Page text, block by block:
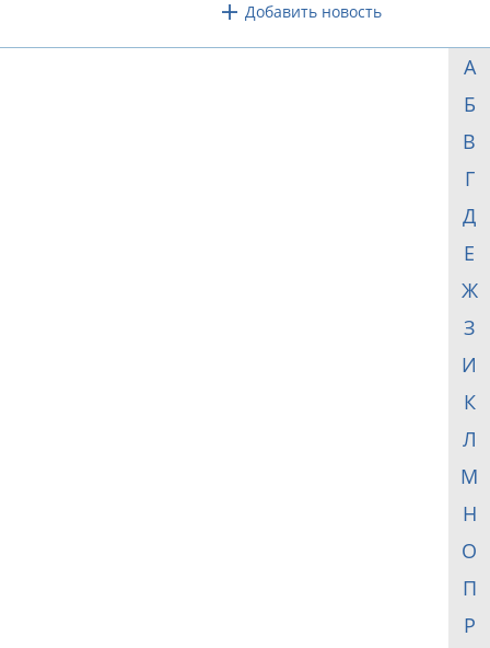
Добавить новость
А
Б
В
Г
Д
Е
Ж
З
И
К
Л
М
Н
О
П
Р